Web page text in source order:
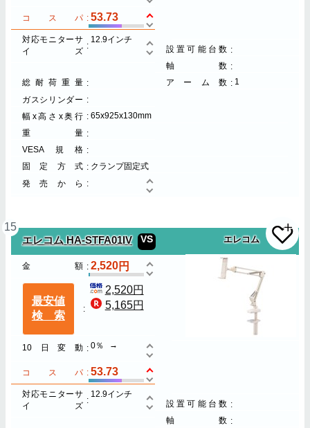
コスパ 53.73
対応モニターサ
イズ
12.9インチ
設置可能台数
軸数
総耐荷重量
アーム数
1
ガスシリンダー
幅x高さx奥行
65x925x130mm
重量
VESA規格
固定方式
クランプ固定式
発売から
15
エレコム HA-STFA01IV
VS エレコム
金額 2,520
最安値
検索
2,520円
5,165円
10日変動 0％
コスパ 53.73
対応モニターサ
イズ
12.9インチ
設置可能台数
軸数